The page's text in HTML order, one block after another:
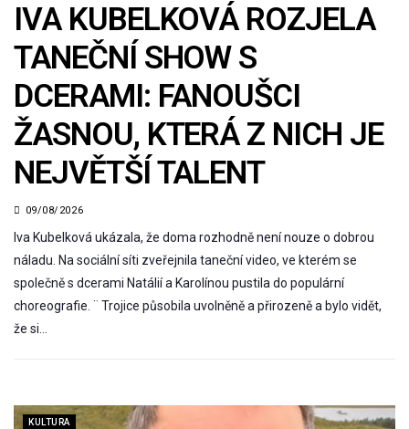
IVA KUBELKOVÁ ROZJELA
TANEČNÍ SHOW S
DCERAMI: FANOUŠCI
ŽASNOU, KTERÁ Z NICH JE
NEJVĚTŠÍ TALENT
09/08/2026
Iva Kubelková ukázala, že doma rozhodně není nouze o dobrou
náladu. Na sociální síti zveřejnila taneční video, ve kterém se
společně s dcerami Natálií a Karolínou pustila do populární
choreografie. ¨ Trojice působila uvolněně a přirozeně a bylo vidět,
že si…
KULTURA